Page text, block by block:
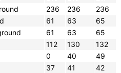
236 236
236
61 63
65
61 63
65
112 130
132
0 40
49
37 41
42